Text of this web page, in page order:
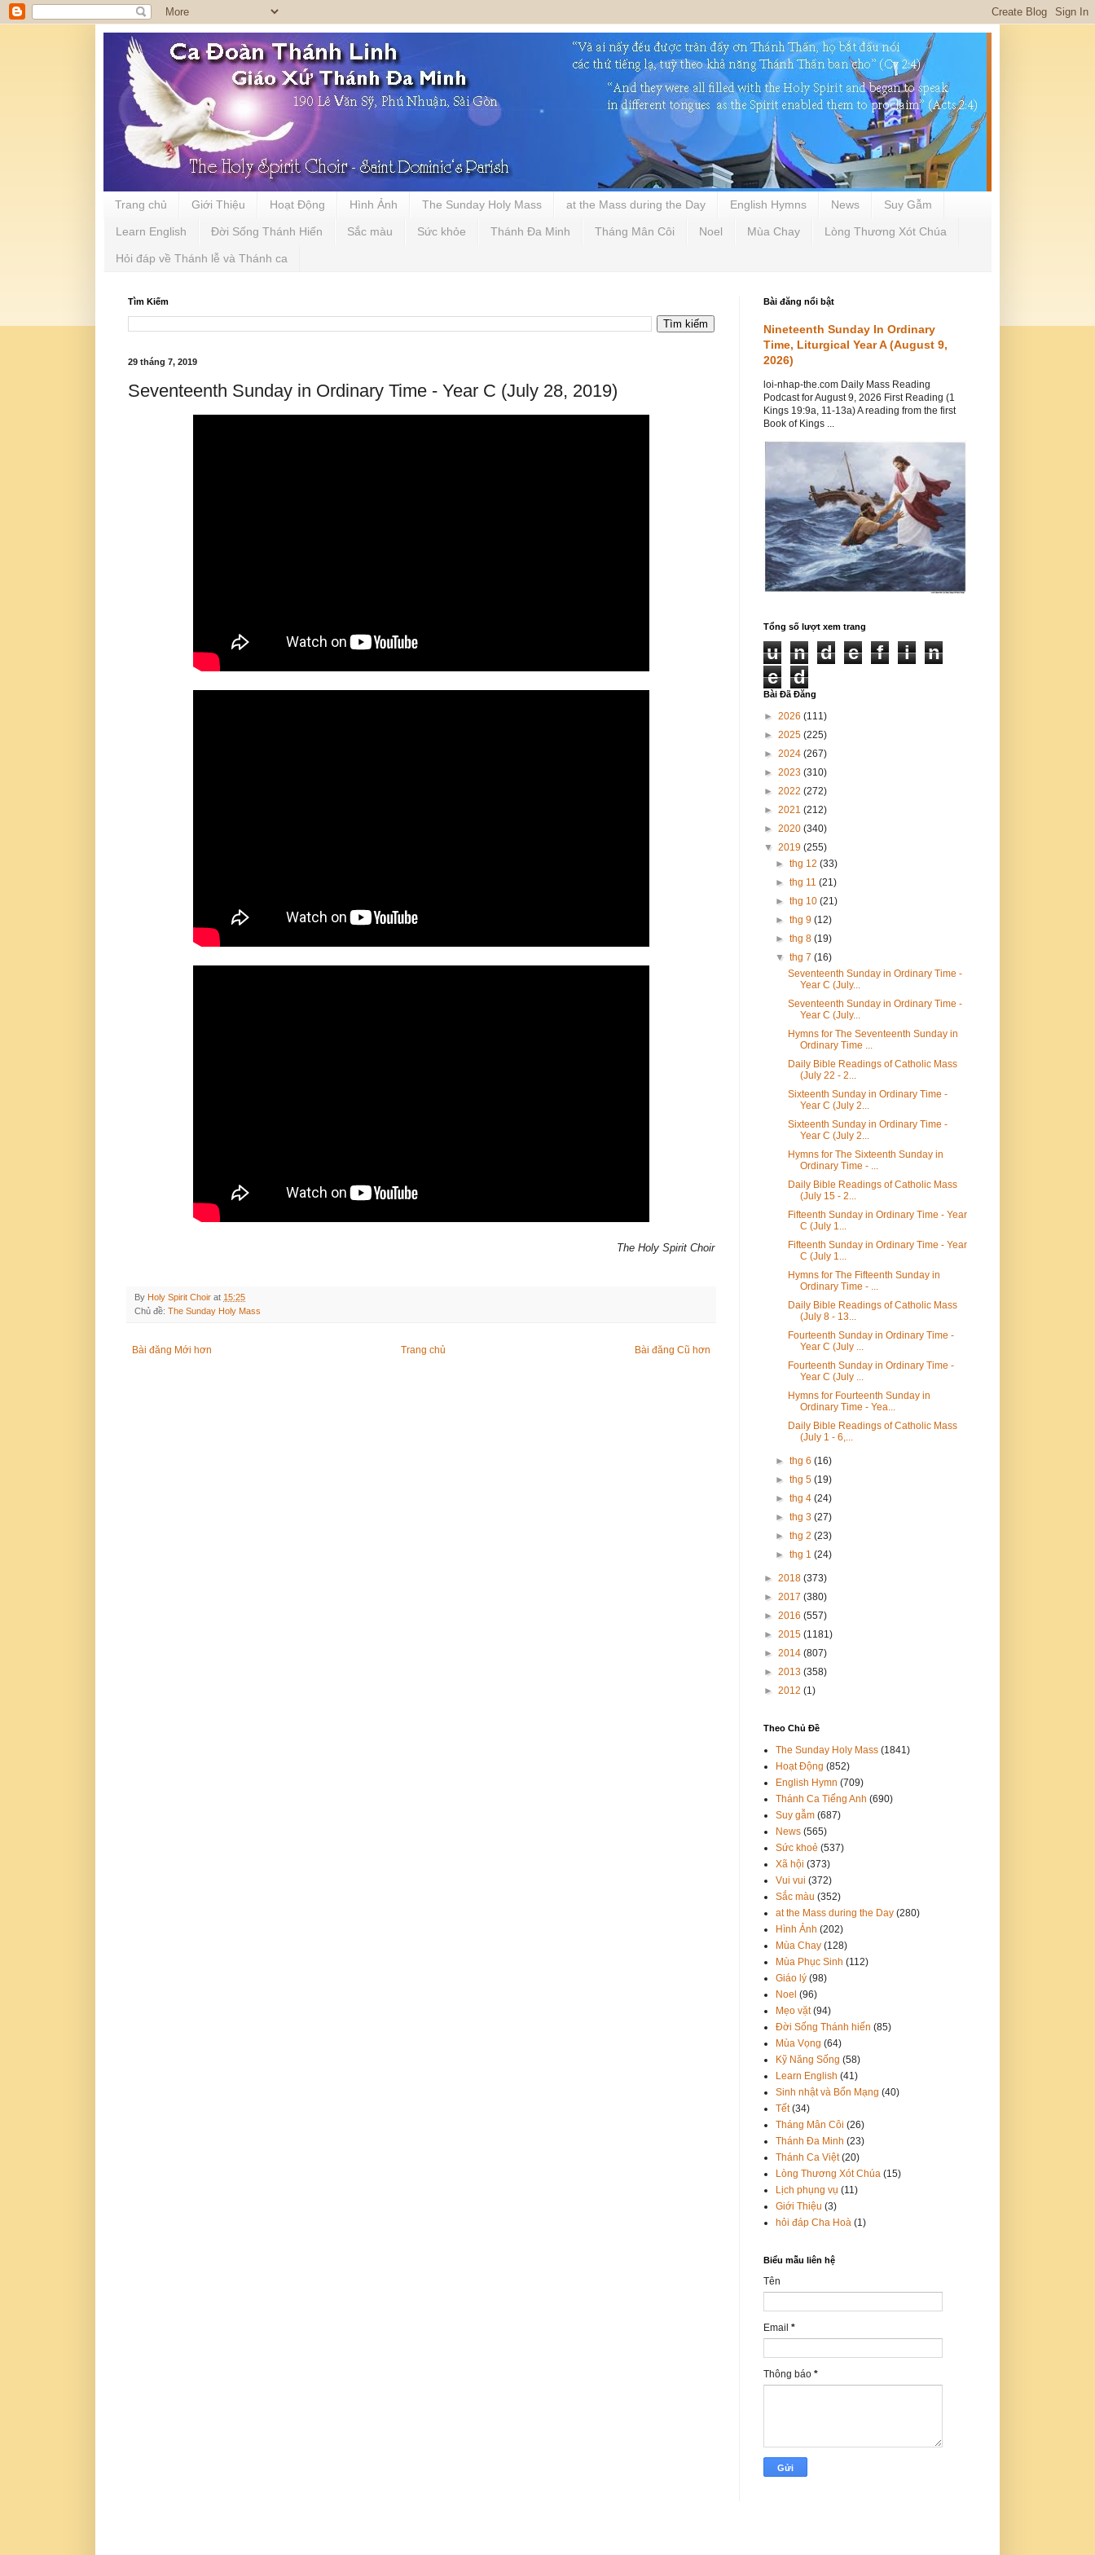
Trang chủ Giới Thiệu Hoạt Động Hình Ảnh The Sunday Holy Mass at the Mass during the Day English Hymns News Suy Gẫm
Learn English Đời Sống Thánh Hiến Sắc màu Sức khỏe Thánh Đa Minh Tháng Mân Côi Noel Mùa Chay Lòng Thương Xót Chúa
Hỏi đáp về Thánh lễ và Thánh ca
Tìm Kiếm
29 tháng 7, 2019
Seventeenth Sunday in Ordinary Time - Year C (July 28, 2019)
The Holy Spirit Choir
By Holy Spirit Choir at 15:25
Chủ đề: The Sunday Holy Mass
Bài đăng Mới hơn Bài đăng Cũ hơn
Trang chủ
Bài đăng nổi bật
Nineteenth Sunday In Ordinary
Time, Liturgical Year A (August 9,
2026)
loi-nhap-the.com Daily Mass Reading
Podcast for August 9, 2026 First Reading (1
Kings 19:9a, 11-13a) A reading from the first
Book of Kings ...
Tổng số lượt xem trang
u n d e f i
n
e
d
Bài Đã Đăng
► 2026 (111)
► 2025 (225)
► 2024 (267)
► 2023 (310)
► 2022 (272)
► 2021 (212)
► 2020 (340)
▼ 2019 (255)
►thg 12(33)
►thg 11(21)
►thg 10(21)
►thg 9(12)
►thg 8(19)
▼thg 7(16)
Seventeenth Sunday in Ordinary Time -
Year C (July...
Seventeenth Sunday in Ordinary Time -
Year C (July...
Hymns for The Seventeenth Sunday in
Ordinary Time ...
Daily Bible Readings of Catholic Mass
(July 22 - 2...
Sixteenth Sunday in Ordinary Time -
Year C (July 2...
Sixteenth Sunday in Ordinary Time -
Year C (July 2...
Hymns for The Sixteenth Sunday in
Ordinary Time - ...
Daily Bible Readings of Catholic Mass
(July 15 - 2...
Fifteenth Sunday in Ordinary Time - Year
C (July 1...
Fifteenth Sunday in Ordinary Time - Year
C (July 1...
Hymns for The Fifteenth Sunday in
Ordinary Time - ...
Daily Bible Readings of Catholic Mass
(July 8 - 13...
Fourteenth Sunday in Ordinary Time -
Year C (July ...
Fourteenth Sunday in Ordinary Time -
Year C (July ...
Hymns for Fourteenth Sunday in
Ordinary Time - Yea...
Daily Bible Readings of Catholic Mass
(July 1 - 6,...
►thg 6(16)
►thg 5(19)
►thg 4(24)
►thg 3(27)
►thg 2(23)
►thg 1(24)
► 2018 (373)
► 2017 (380)
► 2016 (557)
► 2015 (1181)
► 2014 (807)
► 2013 (358)
► 2012 (1)
Theo Chủ Đề
The Sunday Holy Mass (1841)
Hoạt Động (852)
English Hymn (709)
Thánh Ca Tiếng Anh (690)
Suy gẫm (687)
News (565)
Sức khoẻ (537)
Xã hội (373)
Vui vui (372)
Sắc màu (352)
at the Mass during the Day (280)
Hình Ảnh (202)
Mùa Chay (128)
Mùa Phục Sinh (112)
Giáo lý (98)
Noel (96)
Mẹo vặt (94)
Đời Sống Thánh hiến (85)
Mùa Vọng (64)
Kỹ Năng Sống (58)
Learn English (41)
Sinh nhật và Bổn Mạng (40)
Tết (34)
Tháng Mân Côi (26)
Thánh Đa Minh (23)
Thánh Ca Việt (20)
Lòng Thương Xót Chúa (15)
Lịch phụng vụ (11)
Giới Thiệu (3)
hỏi đáp Cha Hoà (1)
Biểu mẫu liên hệ
Tên
Email *
Thông báo *